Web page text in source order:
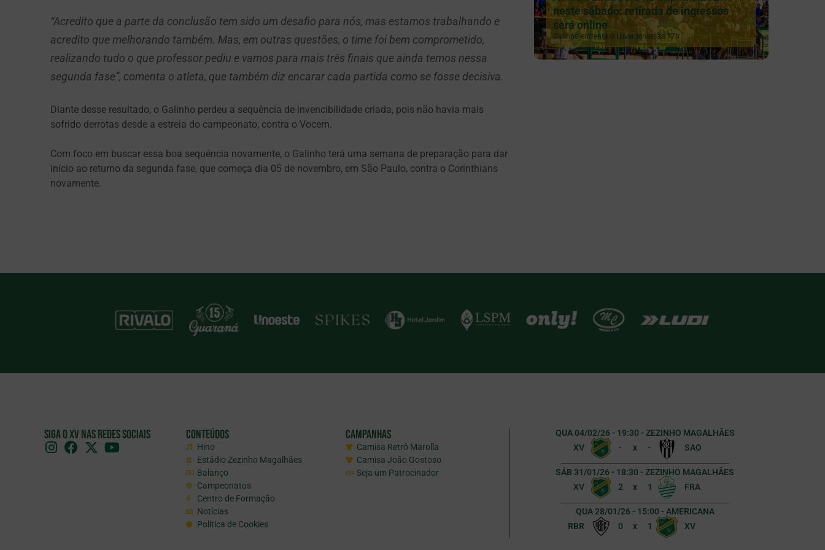
“Acredito que a parte da conclusão tem sido um desafio para nós, mas estamos trabalhando e
acredito que melhorando também. Mas, em outras questões, o time foi bem comprometido,
realizando tudo o que professor pediu e vamos para mais três finais que ainda temos nessa
segunda fase”, comenta o atleta, que também diz encarar cada partida como se fosse decisiva.
Diante desse resultado, o Galinho perdeu a sequência de invencibilidade criada, pois não havia mais
sofrido derrotas desde a estreia do campeonato, contra o Vocem.
Com foco em buscar essa boa sequência novamente, o Galinho terá uma semana de preparação para dar
início ao returno da segunda fase, que começa dia 05 de novembro, em São Paulo, contra o Corinthians
novamente.
neste sábado: retirada de ingressos
será online
Galinho enfrenta o Luverdense, às 17h
Siga o XV nas redes sociais Conteúdos
Hino
Estádio Zezinho Magalhães
Balanço
Campeonatos
Centro de Formação
Notícias
Política de Cookies
Campanhas
Camisa Retrô Marolla
Camisa João Gostoso
Seja um Patrocinador
QUA 04/02/26 - 19:30 - ZEZINHO MAGALHÃES
XV
- x - SAO
SÁB 31/01/26 - 18:30 - ZEZINHO MAGALHÃES
XV
2 x 1 FRA
QUA 28/01/26 - 15:00 - AMERICANA
RBR
0 x 1 XV